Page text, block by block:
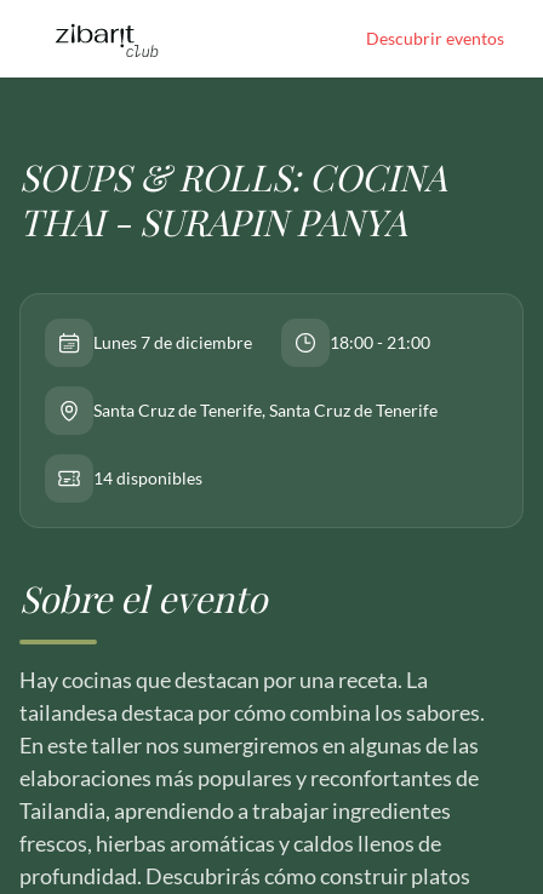
Descubrir eventos
SOUPS & ROLLS: COCINA
THAI - SURAPIN PANYA
Lunes 7 de diciembre 18:00 - 21:00
Santa Cruz de Tenerife, Santa Cruz de Tenerife
14 disponibles
Sobre el evento
Hay cocinas que destacan por una receta. La
tailandesa destaca por cómo combina los sabores.
En este taller nos sumergiremos en algunas de las
elaboraciones más populares y reconfortantes de
Tailandia, aprendiendo a trabajar ingredientes
frescos, hierbas aromáticas y caldos llenos de
profundidad. Descubrirás cómo construir platos